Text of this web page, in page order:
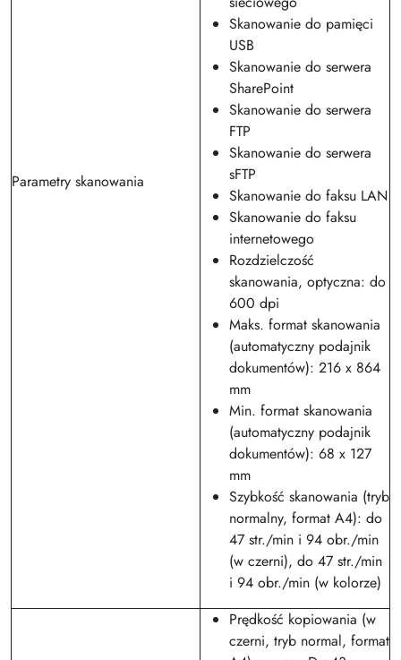
Parametry skanowania
Skanowanie do pamięci
USB
Skanowanie do serwera
SharePoint
Skanowanie do serwera
FTP
Skanowanie do serwera
sFTP
Skanowanie do faksu LAN
Skanowanie do faksu
internetowego
Rozdzielczość
skanowania, optyczna: do
600 dpi
Maks. format skanowania
(automatyczny podajnik
dokumentów): 216 x 864
mm
Min. format skanowania
(automatyczny podajnik
dokumentów): 68 x 127
mm
Szybkość skanowania (tryb
normalny, format A4): do
47 str./min i 94 obr./min
(w czerni), do 47 str./min
i 94 obr./min (w kolorze)
Prędkość kopiowania (w
czerni, tryb normal, format